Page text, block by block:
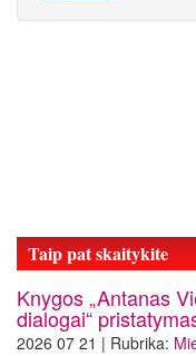
Taip pat skaitykite
Knygos „Antanas
dialogai“
2026 07 21 | Rubrika: